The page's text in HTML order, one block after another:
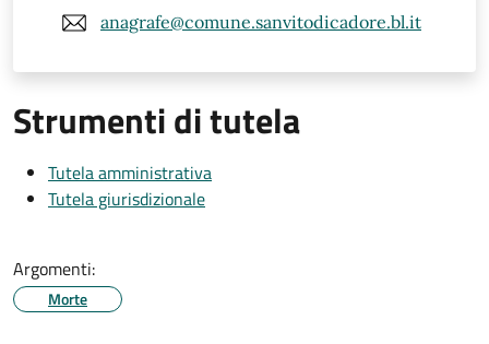
anagrafe@comune.sanvitodicadore.bl.it
Strumenti di tutela
Tutela amministrativa
Tutela giurisdizionale
Argomenti:
Morte